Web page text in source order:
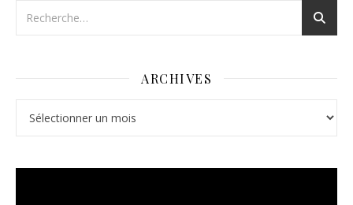
ARCHIVES